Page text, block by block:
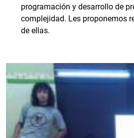
programación y desarrollo de
complejidad. Les proponemos
de ellas.